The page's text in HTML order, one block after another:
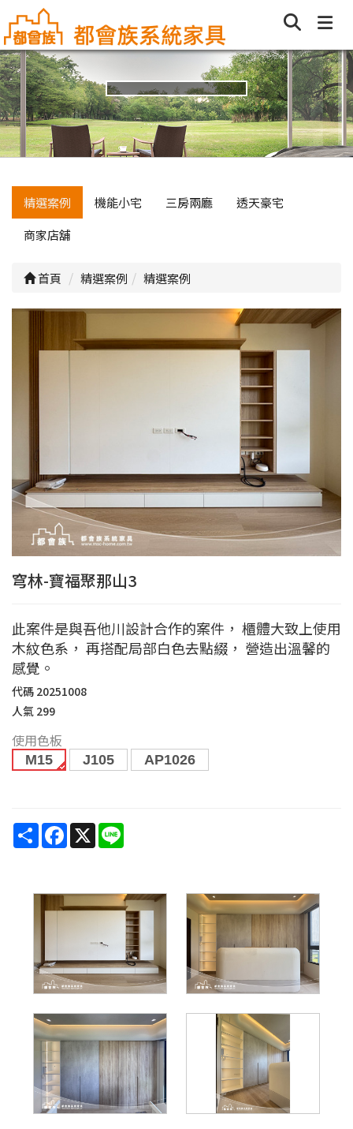
精選案例 機能小宅 三房兩廳
透天豪宅
商家店舖
首頁 精選案例 精選案例
穹林-寶福聚那山3
此案件是與吾他川設計合作的案件， 櫃體大致上使用
木紋色系， 再搭配局部白色去點綴， 營造出溫馨的
感覺。
代碼 20251008
人氣 299
使用色板
M15 J105 AP1026
ShareFacebook
X